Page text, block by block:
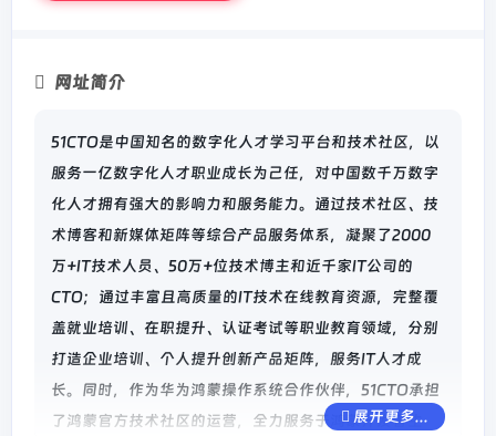
网址简介
51CTO是中国知名的数字化人才学习平台和技术社区，以
服务一亿数字化人才职业成长为己任，对中国数千万数字
化人才拥有强大的影响力和服务能力。通过技术社区、技
术博客和新媒体矩阵等综合产品服务体系，凝聚了2000
万+IT技术人员、50万+位技术博主和近千家IT公司的
CTO；通过丰富且高质量的IT技术在线教育资源，完整覆
盖就业培训、在职提升、认证考试等职业教育领域，分别
打造企业培训、个人提升创新产品矩阵，服务IT人才成
长。同时，作为华为鸿蒙操作系统合作伙伴，51CTO承担
了鸿蒙官方技术社区的运营，全力服务于鸿蒙开发者生
展开更多...